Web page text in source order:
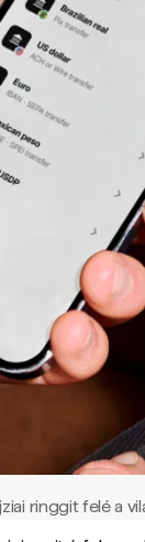
ringgit felé a